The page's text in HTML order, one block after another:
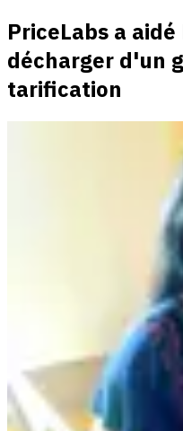
PriceLabs a
décharger d'un
tarification